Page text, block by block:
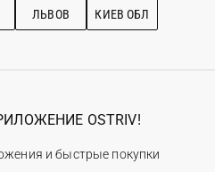
ЛЬВОВ КИЕВ ОБЛ
OSTRIV!
и быстрые покупки